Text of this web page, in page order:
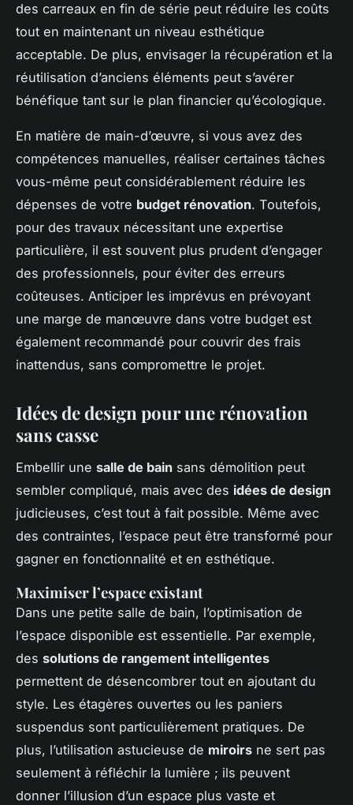
des carreaux en fin de série peut réduire les coûts
tout en maintenant un niveau esthétique
acceptable. De plus, envisager la récupération et la
réutilisation d’anciens éléments peut s’avérer
bénéfique tant sur le plan financier qu’écologique.
En matière de main-d’œuvre, si vous avez des
compétences manuelles, réaliser certaines tâches
vous-même peut considérablement réduire les
dépenses de votre budget rénovation. Toutefois,
pour des travaux nécessitant une expertise
particulière, il est souvent plus prudent d’engager
des professionnels, pour éviter des erreurs
coûteuses. Anticiper les imprévus en prévoyant
une marge de manœuvre dans votre budget est
également recommandé pour couvrir des frais
inattendus, sans compromettre le projet.
Idées de design pour une rénovation
sans casse
Embellir une salle de bain sans démolition peut
sembler compliqué, mais avec des idées de design
judicieuses, c’est tout à fait possible. Même avec
des contraintes, l’espace peut être transformé pour
gagner en fonctionnalité et en esthétique.
Maximiser l’espace existant
Dans une petite salle de bain, l’optimisation de
l’espace disponible est essentielle. Par exemple,
des solutions de rangement intelligentes
permettent de désencombrer tout en ajoutant du
style. Les étagères ouvertes ou les paniers
suspendus sont particulièrement pratiques. De
plus, l’utilisation astucieuse de miroirs ne sert pas
seulement à réfléchir la lumière ; ils peuvent
donner l’illusion d’un espace plus vaste et